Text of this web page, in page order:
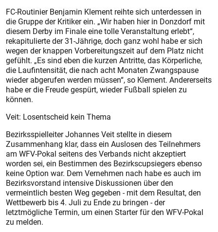
FC-Routinier Benjamin Klement reihte sich unterdessen in
die Gruppe der Kritiker ein. „Wir haben hier in Donzdorf mit
diesem Derby im Finale eine tolle Veranstaltung erlebt“,
rekapitulierte der 31-Jährige, doch ganz wohl habe er sich
wegen der knappen Vorbereitungszeit auf dem Platz nicht
gefühlt. „Es sind eben die kurzen Antritte, das Körperliche,
die Lauf­intensität, die nach acht Monaten Zwangspause
wieder abgerufen werden müssen“, so Klement. Andererseits
habe er die Freude gespürt, wieder Fußball spielen zu
können.
Veit: Losentscheid kein Thema
Bezirksspielleiter Johannes Veit stellte in diesem
Zusammenhang klar, dass ein Auslosen des Teilnehmers
am WFV-Pokal seitens des Verbands nicht akzeptiert
worden sei, ein Bestimmen des Bezirkscupsiegers ebenso
keine Option war. Dem Vernehmen nach habe es auch im
Bezirksvorstand intensive Diskussionen über den
vermeintlich besten Weg gegeben - mit dem Resultat, den
Wettbewerb bis 4. Juli zu Ende zu bringen - der
letztmögliche Termin, um einen Starter für den WFV-Pokal
zu melden.